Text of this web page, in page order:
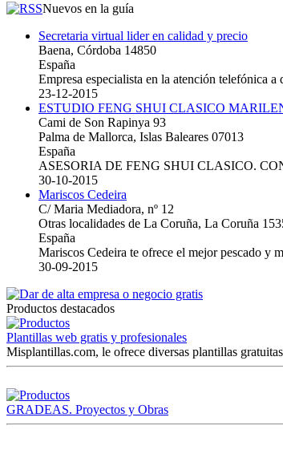
Nuevos en la guía
Secretaria virtual lider en calidad y precio
Baena, Córdoba 14850
España
Empresa especialista en la atención telefónica a
23-12-2015
ESTUDIO FENG SHUI CLASICO
Cami de Son Rapinya 93
Palma de Mallorca, Islas Baleares 07013
España
ASESORIA DE FENG SHUI CLASICO.
30-10-2015
Mariscos Cedeira
C/ Maria Mediadora, nº 12
Otras localidades de La Coruña, La Coruña
España
Mariscos Cedeira te ofrece el mejor pescado y
30-09-2015
Productos destacados
Plantillas web gratis y profesionales
Misplantillas.com, le ofrece diversas plantillas
GRADEAS. Proyectos y Obras